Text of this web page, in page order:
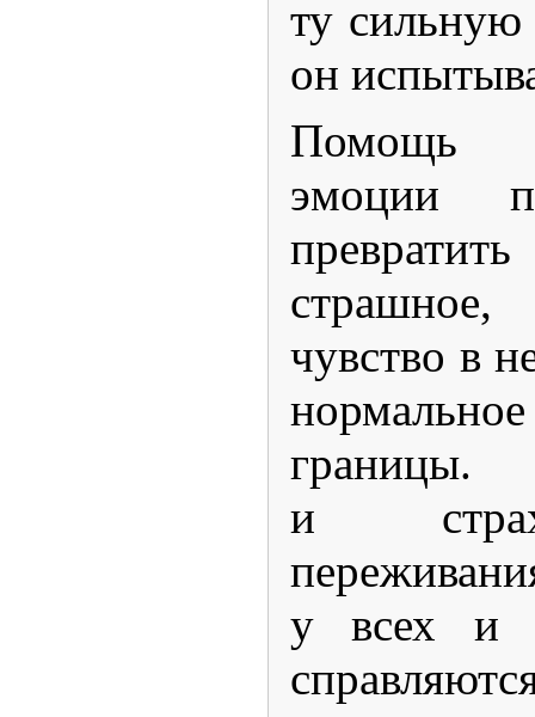
ту
он
Помощь
эмоции
чувство в
и страх
у всех и